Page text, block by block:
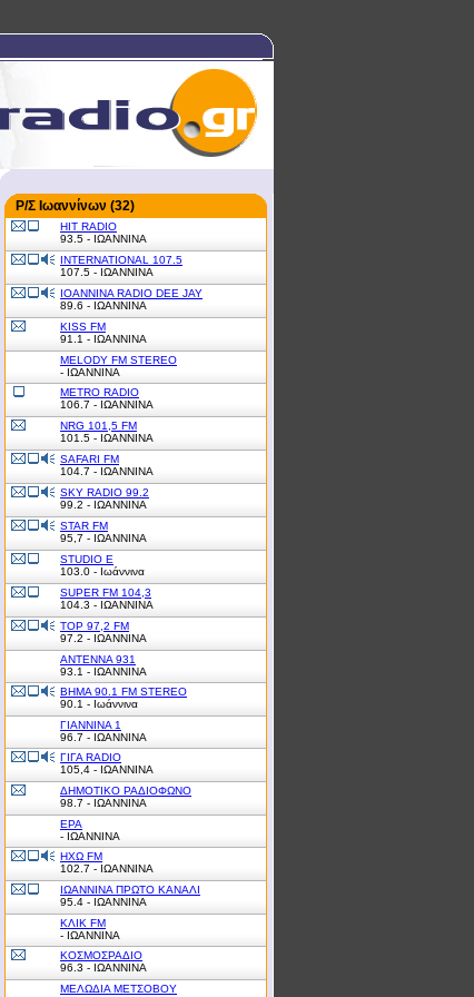
Ρ/Σ Ιωαννίνων (32)
HIT RADIO
93.5 - ΙΩΑΝΝΙΝΑ
INTERNATIONAL 107.5
107.5 - ΙΩΑΝΝΙΝΑ
IOANNINA RADIO DEE JAY
89.6 - ΙΩΑΝΝΙΝΑ
KISS FM
91.1 - ΙΩΑΝΝΙΝΑ
MELODY FM STEREO
- ΙΩΑΝΝΙΝΑ
METRO RADIO
106.7 - ΙΩΑΝΝΙΝΑ
NRG 101,5 FM
101.5 - ΙΩΑΝΝΙΝΑ
SAFARI FM
104.7 - ΙΩΑΝΝΙΝΑ
SKY RADIO 99.2
99.2 - ΙΩΑΝΝΙΝΑ
STAR FM
95,7 - ΙΩΑΝΝΙΝΑ
STUDIO E
103.0 - Ιωάννινα
SUPER FM 104,3
104.3 - ΙΩΑΝΝΙΝΑ
TOP 97,2 FM
97.2 - ΙΩΑΝΝΙΝΑ
ΑΝΤΕΝΝΑ 931
93.1 - ΙΩΑΝΝΙΝΑ
ΒΗΜΑ 90.1 FM STEREO
90.1 - Ιωάννινα
ΓΙΑΝΝΙΝΑ 1
96.7 - ΙΩΑΝΝΙΝΑ
ΓΙΓΑ RADIO
105,4 - ΙΩΑΝΝΙΝΑ
ΔΗΜΟΤΙΚΟ ΡΑΔΙΟΦΩΝΟ
98.7 - ΙΩΑΝΝΙΝΑ
ΕΡΑ
- ΙΩΑΝΝΙΝΑ
ΗΧΩ FM
102.7 - ΙΩΑΝΝΙΝΑ
ΙΩΑΝΝΙΝΑ ΠΡΩΤΟ ΚΑΝΑΛΙ
95.4 - ΙΩΑΝΝΙΝΑ
ΚΛΙΚ FM
- ΙΩΑΝΝΙΝΑ
ΚΟΣΜΟΣΡΑΔΙΟ
96.3 - ΙΩΑΝΝΙΝΑ
ΜΕΛΩΔΙΑ ΜΕΤΣΟΒΟΥ